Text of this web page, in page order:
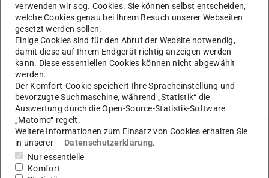
Promotion
Kerndaten
KONTAKT
Weitere Daten
Ausgeschrieben am
verwenden wir sog. Cookies. Sie können selbst entscheiden,
welche Cookies genau bei Ihrem Besuch unserer Webseiten
gesetzt werden sollen.
Einige Cookies sind für den Abruf der Website notwendig,
damit diese auf Ihrem Endgerät richtig anzeigen werden
kann. Diese essentiellen Cookies können nicht abgewählt
werden.
Der Komfort-Cookie speichert Ihre Spracheinstellung und
bevorzugte Suchmaschine, während „Statistik“ die
Auswertung durch die Open-Source-Statistik-Software
„Matomo“ regelt.
Weitere Informationen zum Einsatz von Cookies erhalten Sie
in unserer
Datenschutzerklärung.
Nur essentielle
Komfort